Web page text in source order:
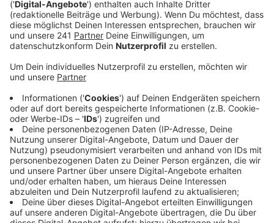
Anzeige
Dabei ging es unter anderem um die Einhaltung des
Jugendschutzes, aber auch Verstöße gegen das
Verpackungsgesetz und falsche Preisangaben wurden
festgestellt. In den meisten Fällen wurden Bußgelder
verhängt und Strafverfahren wegen unter anderem
Steuerhinterziehung eingeleitet. Eine Person wurde
aber auch durch die Polizei in Gewahrsam genommen.
Unterstützt wurde der Kommunale Ordnungsdienst
von Zoll, Polizei, der Ausländerbehörde und dem
Landesamt zur Bekämpfung der Finanzkriminalität in
NRW.